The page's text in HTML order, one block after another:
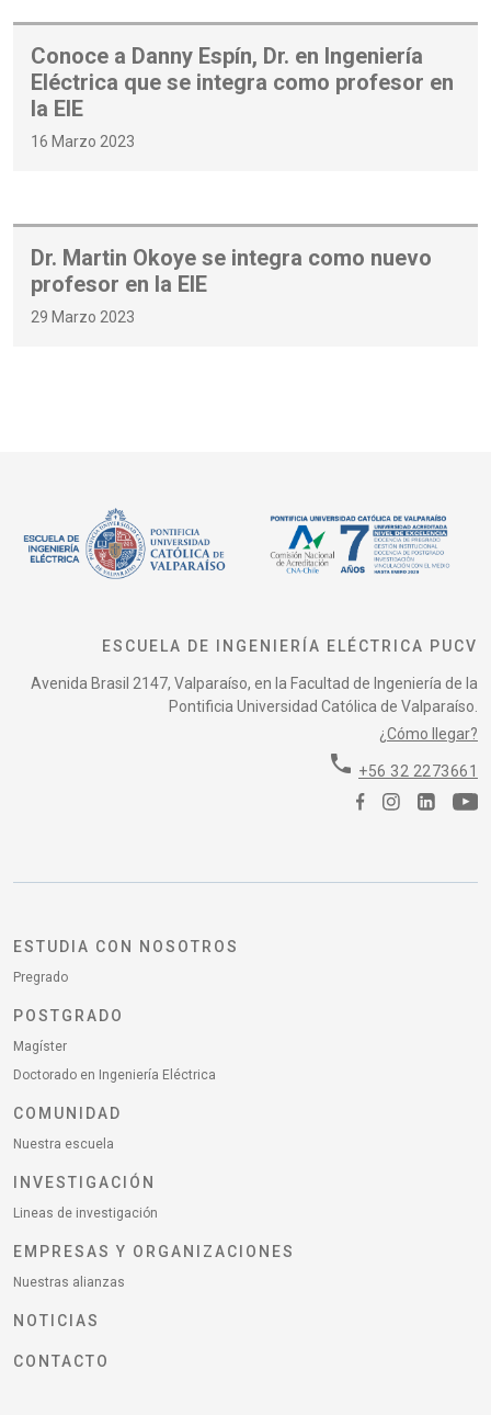
Conoce a Danny Espín, Dr. en Ingeniería
Eléctrica que se integra como profesor en
la EIE
16 Marzo 2023
Dr. Martin Okoye se integra como nuevo
profesor en la EIE
29 Marzo 2023
ESCUELA DE INGENIERÍA ELÉCTRICA PUCV
Avenida Brasil 2147, Valparaíso, en la Facultad de Ingeniería de la
Pontificia Universidad Católica de Valparaíso.
¿Cómo llegar?
phone +56 32 2273661
ESTUDIA CON NOSOTROS
Pregrado
POSTGRADO
Magíster
Doctorado en Ingeniería Eléctrica
COMUNIDAD
Nuestra escuela
INVESTIGACIÓN
Lineas de investigación
EMPRESAS Y ORGANIZACIONES
Nuestras alianzas
NOTICIAS
CONTACTO